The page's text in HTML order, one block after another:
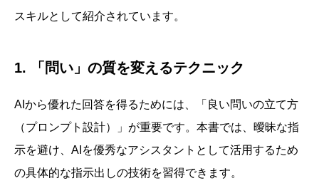
スキルとして紹介されています。
1. 「問い」の質を変えるテクニック
AIから優れた回答を得るためには、「良い問いの立て方
（プロンプト設計）」が重要です。本書では、曖昧な指
示を避け、AIを優秀なアシスタントとして活用するため
の具体的な指示出しの技術を習得できます。